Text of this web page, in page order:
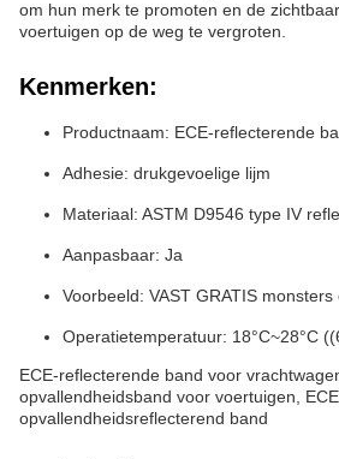
om hun merk te promoten en de
voertuigen op de weg te vergroten.
Kenmerken:
Productnaam: ECE-reflecterende
Adhesie: drukgevoelige lijm
Materiaal: ASTM D9546 type IV
Aanpasbaar: Ja
Voorbeeld: VAST GRATIS
Operatietemperatuur: 18°C~28°C
ECE-reflecterende band voor
opvallendheidsband voor voertuigen,
opvallendheidsreflecterend band